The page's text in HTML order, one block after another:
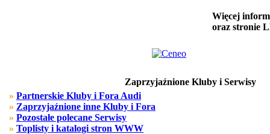
Więcej
oraz stronie
Zaprzyjaźnione Kluby i Serwisy
» Partnerskie Kluby i Fora Audi
» Zaprzyjaźnione inne Kluby i Fora
» Pozostałe polecane Serwisy
» Toplisty i katalogi stron WWW